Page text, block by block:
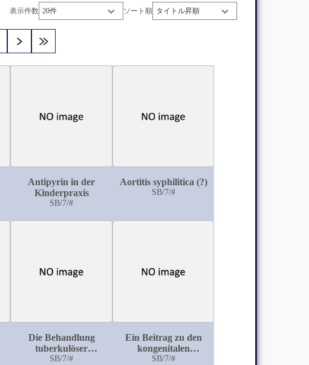
表示件数 ソート順
Antipyrin in der
Kinderpraxis
SB/7/#
Aortitis syphilitica (?)
SB/7/#
Die Behandlung
tuberkulöser
Affektionen mit Peru-
SB/7/#
Ein Beitrag zu den
kongenitalen
Difformitäten
SB/7/#